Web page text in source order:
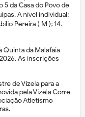
5 da Casa do Povo de
A nível individual:
Pereira ( M ); 14.
Quinta da Malafaia
As inscrições
de Vizela para a
pela Vizela Corre
Atletismo